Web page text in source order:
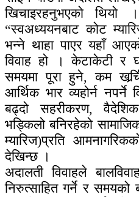
खिचाइरहनुभएको थियो
“स्वअध्ययनबाट कोट
भन्ने थाहा पाएर यहाँ
विवाह हो । केटाकेटी र
समयमा पूरा हुने, कम
आर्थिक भार व्यहोर्न नपर्ने
बढ्दो सहरीकरण,
भड्किलो बनिरहेको सामाजिक
म्यारिज)प्रति
देखिन्छ ।
अदालती विवाहले
निरुत्साहित गर्ने र समयको